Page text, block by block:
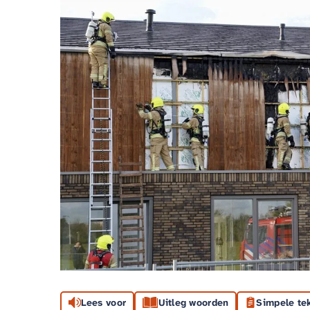
Lees voor Uitleg woorden Simpele